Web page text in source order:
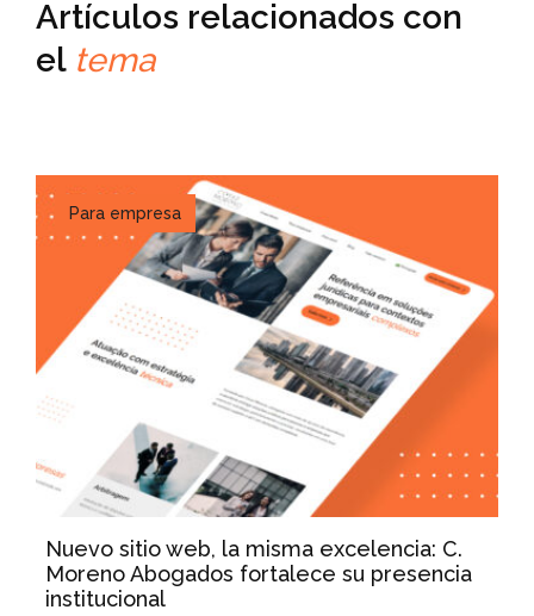
Artículos relacionados con
el tema
Para empresa
Nuevo sitio web, la misma excelencia: C.
Moreno Abogados fortalece su presencia
institucional